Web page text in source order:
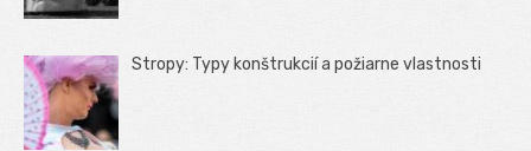
Stropy: Typy konštrukcií a požiarne vlastnosti